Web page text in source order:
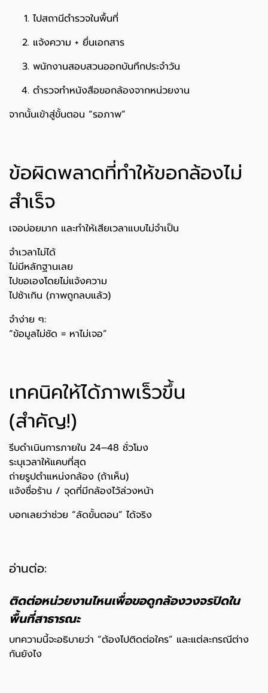
ไปสถานีตำรวจในพื้นที่
แจ้งความ + ยื่นเอกสาร
พนักงานสอบสวนออกบันทึกประจำวัน
ตำรวจทำหนังสือขอกล้องจากหน่วยงาน
จากนั้นเข้าสู่ขั้นตอน “รอภาพ”
ข้อผิดพลาดที่ทำให้ขอกล้องไม่
สำเร็จ
เจอบ่อยมาก และทำให้เสียเวลาแบบไม่จำเป็น
จำเวลาไม่ได้
ไม่มีหลักฐานเลย
ไปขอเองโดยไม่แจ้งความ
ไปช้าเกิน (ภาพถูกลบแล้ว)
จำง่าย ๆ:
“ข้อมูลไม่ชัด = หาไม่เจอ”
เทคนิคให้ได้ภาพเร็วขึ้น
(สำคัญ!)
รีบดำเนินการภายใน 24–48 ชั่วโมง
ระบุเวลาให้แคบที่สุด
ถ่ายรูปตำแหน่งกล้อง (ถ้าเห็น)
แจ้งชื่อร้าน / จุดที่มีกล้องไว้ล่วงหน้า
บอกเลยว่าช่วย “ลัดขั้นตอน” ได้จริง
อ่านต่อ:
ติดต่อหน่วยงานไหนเพื่อขอดูกล้องวงจรปิดใน
พื้นที่สาธารณะ
บทความนี้จะอธิบายว่า “ต้องไปติดต่อใคร” และแต่ละกรณีต่าง
กันยังไง